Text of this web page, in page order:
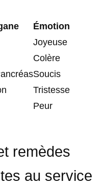
Émotion
Joyeuse
Colère
Soucis
Tristesse
Peur
remèdes
au service